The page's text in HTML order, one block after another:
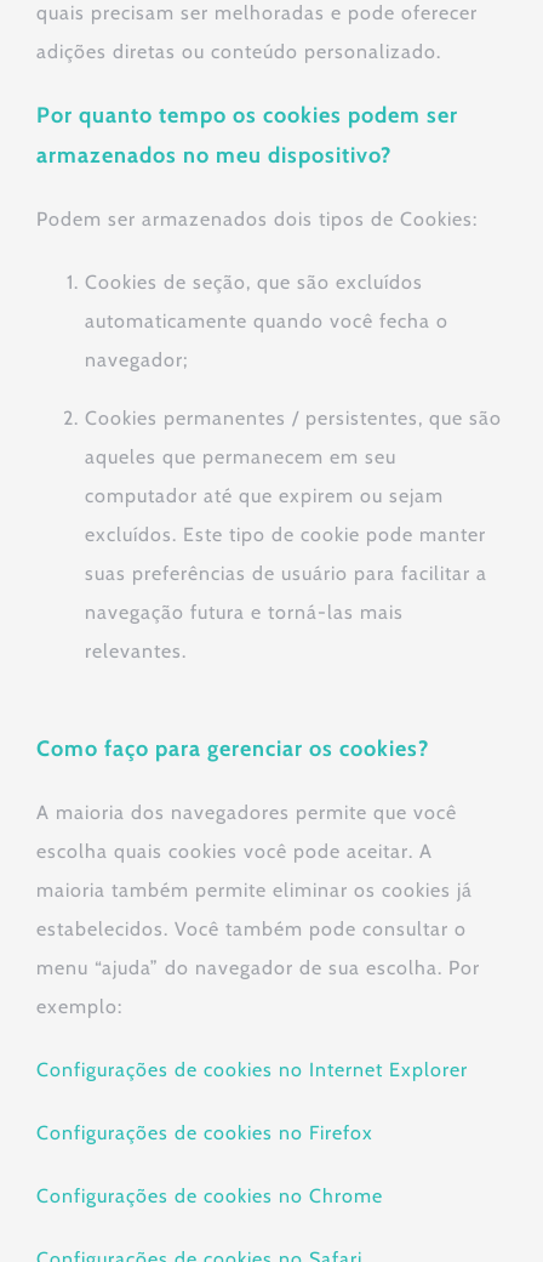
quais precisam ser melhoradas e pode oferecer
adições diretas ou conteúdo personalizado.
Por quanto tempo os cookies podem ser
armazenados no meu dispositivo?
Podem ser armazenados dois tipos de Cookies:
Cookies de seção, que são excluídos
automaticamente quando você fecha o
navegador;
Cookies permanentes / persistentes, que são
aqueles que permanecem em seu
computador até que expirem ou sejam
excluídos. Este tipo de cookie pode manter
suas preferências de usuário para facilitar a
navegação futura e torná-las mais
relevantes.
Como faço para gerenciar os cookies?
A maioria dos navegadores permite que você
escolha quais cookies você pode aceitar. A
maioria também permite eliminar os cookies já
estabelecidos. Você também pode consultar o
menu “ajuda” do navegador de sua escolha. Por
exemplo:
Configurações de cookies no Internet Explorer
Configurações de cookies no Firefox
Configurações de cookies no Chrome